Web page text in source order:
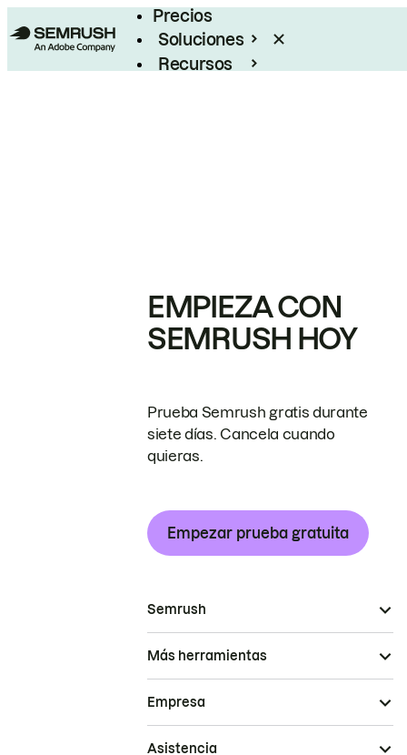
Precios
Soluciones
Recursos
EMPIEZA CON
SEMRUSH HOY
Prueba Semrush gratis durante
siete días. Cancela cuando
quieras.
Empezar prueba gratuita
Semrush
Más herramientas
Empresa
Asistencia